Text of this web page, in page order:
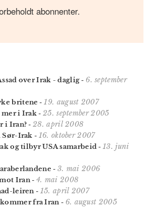
abonnenter.
over Irak - daglig - 6. september
britene -19. august 2007
mer i Irak - 25. september 2005
i Iran? -28. april 2008
Sør-Irak - 16. oktober 2007
og tilbyr USA samarbeid -13. juni
- 3. mai 2006
Iran- 4. mai 2008
leiren- 15. april 2007
fra Iran- 6. august 2005